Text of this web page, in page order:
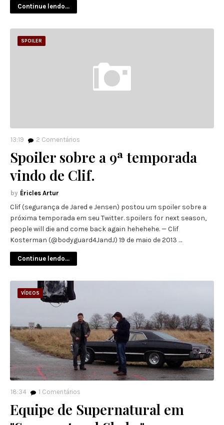
Continue lendo...
SPOILER
13:19 2 Comentários
Spoiler sobre a 9ª temporada
vindo de Clif.
Éricles Artur
Clif (segurança de Jared e Jensen) postou um spoiler sobre a
próxima temporada em seu Twitter. spoilers for next season,
people will die and come back again hehehehe. — Clif
Kosterman (@bodyguard4JandJ) 19 de maio de 2013 …
Continue lendo...
VÍDEOS
18:34 1 Comentários
Equipe de Supernatural em